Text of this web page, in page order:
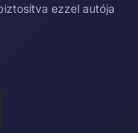
ezzel autója